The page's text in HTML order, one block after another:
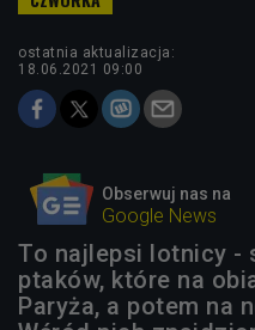
ostatnia aktualizacja:
18.06.2021 09:00
Obserwuj nas na
Google News
To najlepsi lotnicy -
ptaków, które na
Paryża, a potem na